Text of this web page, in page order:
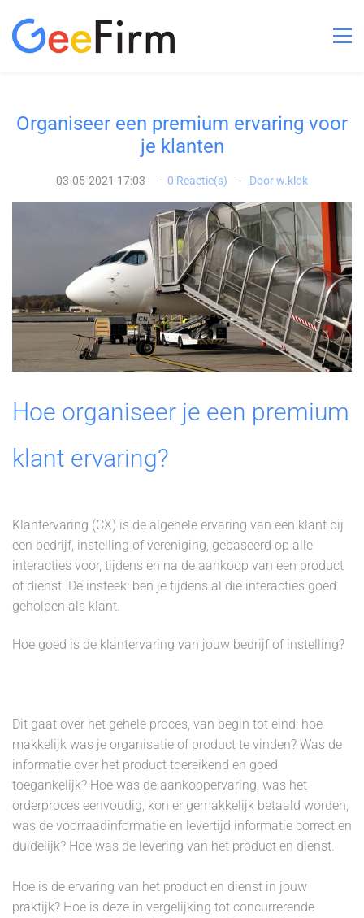
Organiseer een premium ervaring voor
je klanten
03-05-2021 17:03 0 Reactie(s) Doorw.klok
Hoe organiseer je een premium
klant ervaring?
Klantervaring (CX) is de algehele ervaring van een klant bij
een bedrijf, instelling of vereniging, gebaseerd op alle
interacties voor, tijdens en na de aankoop van een product
of dienst. De insteek: ben je tijdens al die interacties goed
geholpen als klant.
Hoe goed is de klantervaring van jouw bedrijf of instelling?
Dit gaat over het gehele proces, van begin tot eind: hoe
makkelijk was je organisatie of product te vinden? Was de
informatie over het product toereikend en goed
toegankelijk? Hoe was de aankoopervaring, was het
orderproces eenvoudig, kon er gemakkelijk betaald worden,
was de voorraadinformatie en levertijd informatie correct en
duidelijk? Hoe was de levering van het product en dienst.
Hoe is de ervaring van het product en dienst in jouw
praktijk? Hoe is deze in vergelijking tot concurrerende